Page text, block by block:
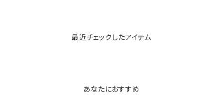
最近チェックしたアイテム
あなたにおすすめ